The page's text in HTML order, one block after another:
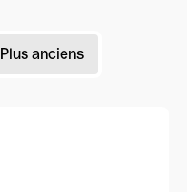
Plus anciens